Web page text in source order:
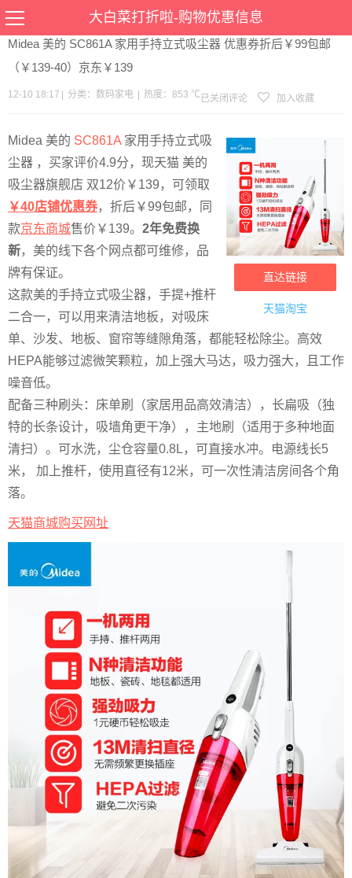
大白菜打折啦-购物优惠信息
当前位置： 优惠>数码家电>文章详情
Midea 美的 SC861A 家用手持立式吸尘器 优惠券折后￥99包邮
（￥139-40）京东￥139
12-10 18:17 分类： 数码家电 热度：853 ℃ 已关闭评论 加入收藏
直达链接
天猫淘宝
Midea 美的 SC861A 家用手持立式吸
尘器 ，买家评价4.9分，现天猫 美的
吸尘器旗舰店 双12价￥139，可领取
￥40店铺优惠券，折后￥99包邮，同
款京东商城售价￥139。 2年免费换
新，美的线下各个网点都可维修，品
牌有保证。
这款美的手持立式吸尘器，手提+推杆
二合一，可以用来清洁地板，对吸床
单、沙发、地板、窗帘等缝隙角落，都能轻松除尘。高效
HEPA能够过滤微笑颗粒，加上强大马达，吸力强大，且工作
噪音低。
配备三种刷头：床单刷（家居用品高效清洁），长扁吸（独
特的长条设计，吸墙角更干净），主地刷（适用于多种地面
清扫）。可水洗，尘仓容量0.8L，可直接水冲。电源线长5
米， 加上推杆，使用直径有12米，可一次性清洁房间各个角
落。
天猫商城购买网址